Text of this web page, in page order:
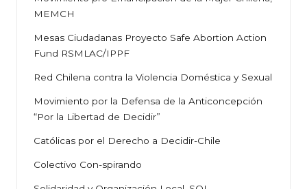
MEMCH
Mesas Ciudadanas Proyecto Safe Abortion Action
Fund RSMLAC/IPPF
Red Chilena contra la Violencia Doméstica y Sexual
Movimiento por la Defensa de la Anticoncepción
“Por la Libertad de Decidir”
Católicas por el Derecho a Decidir-Chile
Colectivo Con-spirando